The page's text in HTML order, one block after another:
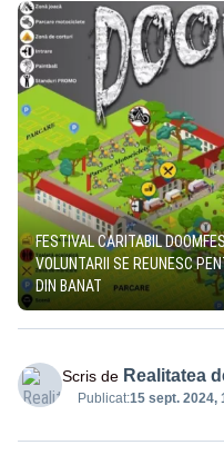
FESTIVAL CARITABIL
VOLUNTARII SE REUNESC
DIN BANAT
Scris de Realitatea
Publicat:15 sept. 2024,